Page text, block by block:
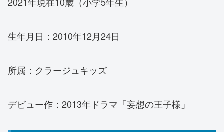
生年月日：2010年12月24日
所属：クラージュキッズ
デビュー作：2013年ドラマ「妄想の王子様」